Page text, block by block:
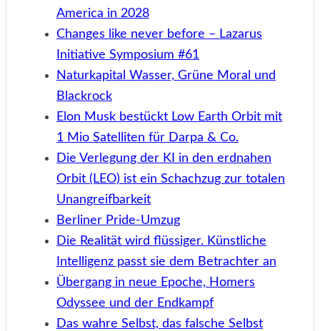
America in 2028
Changes like never before – Lazarus
Initiative Symposium #61
Naturkapital Wasser, Grüne Moral und
Blackrock
Elon Musk bestückt Low Earth Orbit mit
1 Mio Satelliten für Darpa & Co.
Die Verlegung der KI in den erdnahen
Orbit (LEO) ist ein Schachzug zur totalen
Unangreifbarkeit
Berliner Pride-Umzug
Die Realität wird flüssiger. Künstliche
Intelligenz passt sie dem Betrachter an
Übergang in neue Epoche, Homers
Odyssee und der Endkampf
Das wahre Selbst, das falsche Selbst